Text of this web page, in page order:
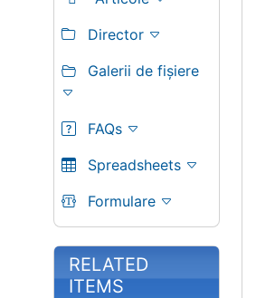
Director
Galerii de fișiere
FAQs
Spreadsheets
Formulare
RELATED
ITEMS